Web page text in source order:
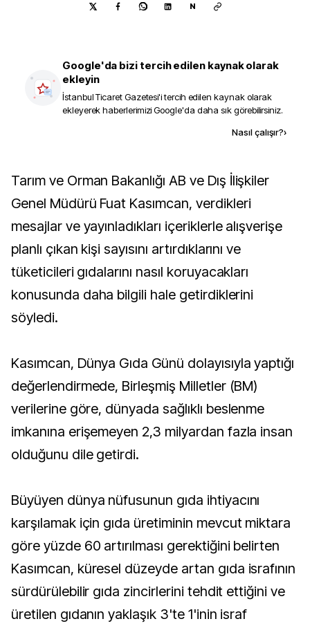
N
Google'da bizi tercih edilen kaynak olarak
ekleyin
İstanbul Ticaret Gazetesi'i tercih edilen kaynak olarak
ekleyerek haberlerimizi Google'da daha sık görebilirsiniz.
Nasıl çalışır?›
Tarım ve Orman Bakanlığı AB ve Dış İlişkiler
Genel Müdürü Fuat Kasımcan, verdikleri
mesajlar ve yayınladıkları içeriklerle alışverişe
planlı çıkan kişi sayısını artırdıklarını ve
tüketicileri gıdalarını nasıl koruyacakları
konusunda daha bilgili hale getirdiklerini
söyledi.
Kasımcan, Dünya Gıda Günü dolayısıyla yaptığı
değerlendirmede, Birleşmiş Milletler (BM)
verilerine göre, dünyada sağlıklı beslenme
imkanına erişemeyen 2,3 milyardan fazla insan
olduğunu dile getirdi.
Büyüyen dünya nüfusunun gıda ihtiyacını
karşılamak için gıda üretiminin mevcut miktara
göre yüzde 60 artırılması gerektiğini belirten
Kasımcan, küresel düzeyde artan gıda israfının
sürdürülebilir gıda zincirlerini tehdit ettiğini ve
üretilen gıdanın yaklaşık 3'te 1'inin israf